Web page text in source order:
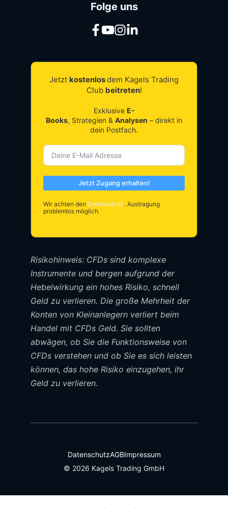
Folge uns
Jetzt kostenlosdem Kagels Trading
Club beitreten!
Exklusive E-
Books, Strategien & Analysen – direkt in
dein Postfach.
Jetzt Zugang erhalten!
Wir achten den Datenschutz. Austragung
problemlos möglich.
Risikohinweis: CFDs sind komplexe
Instrumente und bergen aufgrund der
Hebelwirkung ein hohes Risiko, schnell
Geld zu verlieren. Die große Mehrheit der
Konten von Kleinanlegern verliert beim
Handel mit CFDs Geld. Sie sollten
abwägen, ob Sie die Funktionsweise von
CFDs verstehen und ob Sie es sich leisten
können, das hohe Risiko einzugehen, ihr
Geld zu verlieren.
© 2026 Kagels Trading GmbH
DatenschutzAGBImpressum